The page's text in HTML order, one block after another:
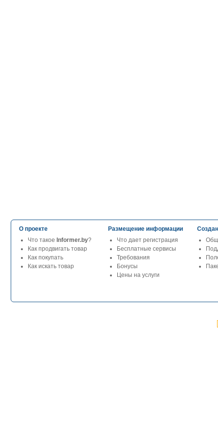
О проекте
Что такое Informer.by?
Как продвигать товар
Как покупать
Как искать товар
Размещение информации
Что дает регистрация
Бесплатные сервисы
Требования
Бонусы
Цены на услуги